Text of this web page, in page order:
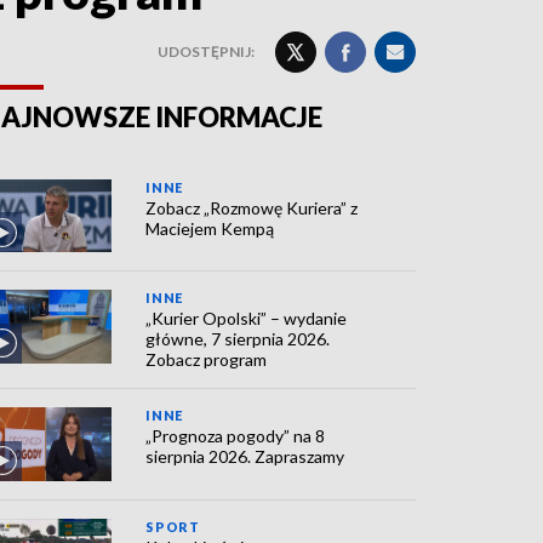
UDOSTĘPNIJ:
INFORMACJE
INNE
Zobacz „Rozmowę Kuriera” z
Maciejem Kempą
INNE
„Kurier Opolski” – wydanie
główne, 7 sierpnia 2026.
Zobacz program
INNE
„Prognoza pogody” na 8
sierpnia 2026. Zapraszamy
SPORT